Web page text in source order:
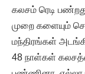
கலசம் ரெடி
முறை களையும்
மந்திரங்கள்
48 நாள்கள்